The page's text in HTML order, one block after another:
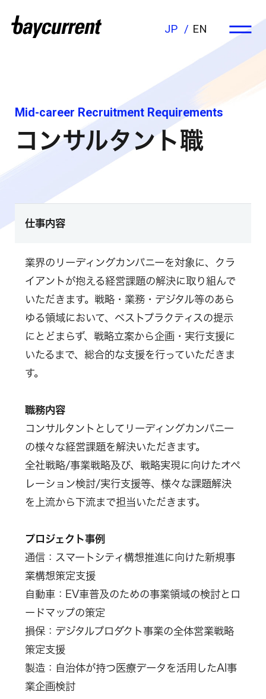
EN
JP
Mid-career Recruitment Requirements
コンサルタント職
仕事内容
業界のリーディングカンパニーを対象に、クラ
イアントが抱える経営課題の解決に取り組んで
いただきます。戦略・業務・デジタル等のあら
ゆる領域において、ベストプラクティスの提示
にとどまらず、戦略立案から企画・実行支援に
いたるまで、総合的な支援を行っていただきま
す。
職務内容
コンサルタントとしてリーディングカンパニー
の様々な経営課題を解決いただきます。
全社戦略/事業戦略及び、戦略実現に向けたオペ
レーション検討/実行支援等、様々な課題解決
を上流から下流まで担当いただきます。
プロジェクト事例
通信：スマートシティ構想推進に向けた新規事
業構想策定支援
自動車：EV車普及のための事業領域の検討とロ
ードマップの策定
損保：デジタルプロダクト事業の全体営業戦略
策定支援
製造：自治体が持つ医療データを活用したAI事
業企画検討